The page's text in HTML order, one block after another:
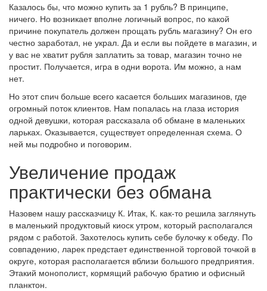
Казалось бы, что можно купить за 1 рубль? В принципе,
ничего. Но возникает вполне логичный вопрос, по какой
причине покупатель должен прощать рубль магазину? Он его
честно заработал, не украл. Да и если вы пойдете в магазин, и
у вас не хватит рубля заплатить за товар, магазин точно не
простит. Получается, игра в одни ворота. Им можно, а нам
нет.
Но этот спич больше всего касается больших магазинов, где
огромный поток клиентов. Нам попалась на глаза история
одной девушки, которая рассказала об обмане в маленьких
ларьках. Оказывается, существует определенная схема. О
ней мы подробно и поговорим.
Увеличение продаж
практически без обмана
Назовем нашу рассказчицу К. Итак, К. как-то решила заглянуть
в маленький продуктовый киоск утром, который располагался
рядом с работой. Захотелось купить себе булочку к обеду. По
совпадению, ларек предстает единственной торговой точкой в
округе, которая располагается вблизи большого предприятия.
Этакий монополист, кормящий рабочую братию и офисный
планктон.